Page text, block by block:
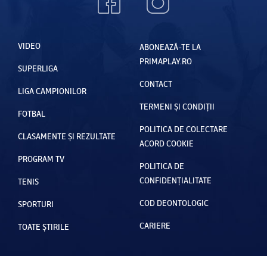
VIDEO
SUPERLIGA
LIGA CAMPIONILOR
FOTBAL
CLASAMENTE ȘI REZULTATE
PROGRAM TV
TENIS
SPORTURI
TOATE ȘTIRILE
ABONEAZĂ-TE LA
PRIMAPLAY.RO
CONTACT
TERMENI ȘI CONDIȚII
POLITICA DE COLECTARE
ACORD COOKIE
POLITICA DE
CONFIDENȚIALITATE
COD DEONTOLOGIC
CARIERE